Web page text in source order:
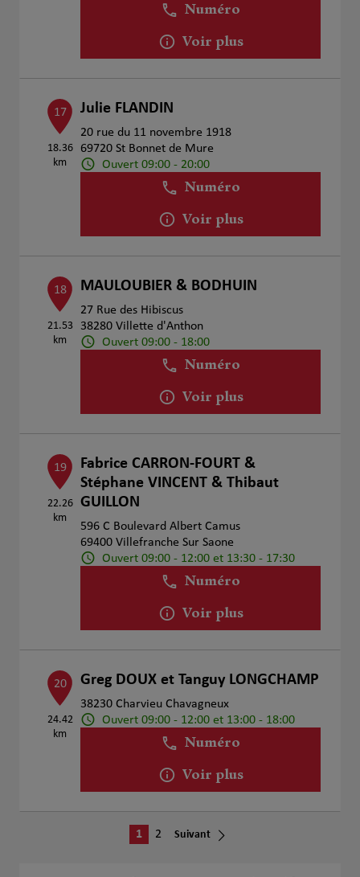
Numéro
Voir plus
17
18.36
km
Julie FLANDIN
20 rue du 11 novembre 1918
69720 St Bonnet de Mure
Ouvert 09:00 - 20:00
Numéro
Voir plus
18
21.53
km
MAULOUBIER & BODHUIN
27 Rue des Hibiscus
38280 Villette d'Anthon
Ouvert 09:00 - 18:00
Numéro
Voir plus
19
22.26
km
Fabrice CARRON-FOURT &
Stéphane VINCENT & Thibaut
GUILLON
596 C Boulevard Albert Camus
69400 Villefranche Sur Saone
Ouvert 09:00 - 12:00 et 13:30 - 17:30
Numéro
Voir plus
20
24.42
km
Greg DOUX et Tanguy LONGCHAMP
38230 Charvieu Chavagneux
Ouvert 09:00 - 12:00 et 13:00 - 18:00
Numéro
Voir plus
1 2 Suivant